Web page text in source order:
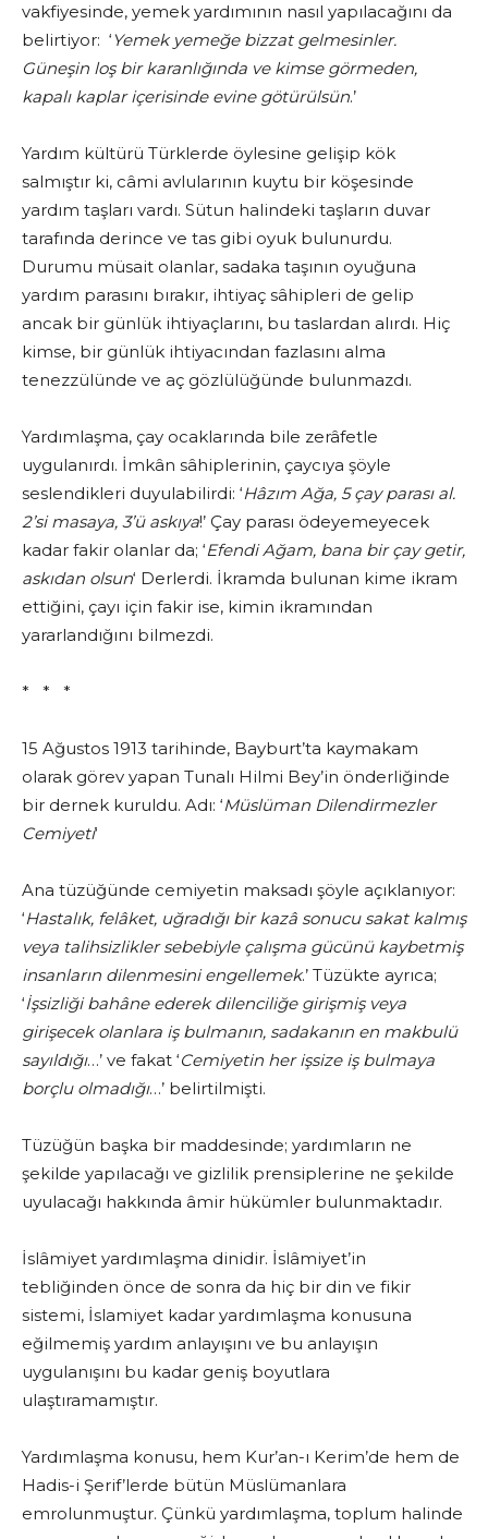
vakfiyesinde, yemek yardımının nasıl yapılacağını da
belirtiyor: ‘Yemek yemeğe bizzat gelmesinler.
Güneşin loş bir karanlığında ve kimse görmeden,
kapalı kaplar içerisinde evine götürülsün.’
Yardım kültürü Türklerde öylesine gelişip kök
salmıştır ki, câmi avlularının kuytu bir köşesinde
yardım taşları vardı. Sütun halindeki taşların duvar
tarafında derince ve tas gibi oyuk bulunurdu.
Durumu müsait olanlar, sadaka taşının oyuğuna
yardım parasını bırakır, ihtiyaç sâhipleri de gelip
ancak bir günlük ihtiyaçlarını, bu taslardan alırdı. Hiç
kimse, bir günlük ihtiyacından fazlasını alma
tenezzülünde ve aç gözlülüğünde bulunmazdı.
Yardımlaşma, çay ocaklarında bile zerâfetle
uygulanırdı. İmkân sâhiplerinin, çaycıya şöyle
seslendikleri duyulabilirdi: ‘Hâzım Ağa, 5 çay parası al.
2’si masaya, 3’ü askıya!’ Çay parası ödeyemeyecek
kadar fakir olanlar da; ‘Efendi Ağam, bana bir çay getir,
askıdan olsun‘ Derlerdi. İkramda bulunan kime ikram
ettiğini, çayı için fakir ise, kimin ikramından
yararlandığını bilmezdi.
* * *
15 Ağustos 1913 tarihinde, Bayburt’ta kaymakam
olarak görev yapan Tunalı Hilmi Bey’in önderliğinde
bir dernek kuruldu. Adı: ‘Müslüman Dilendirmezler
Cemiyeti‘
Ana tüzüğünde cemiyetin maksadı şöyle açıklanıyor:
‘Hastalık, felâket, uğradığı bir kazâ sonucu sakat kalmış
veya talihsizlikler sebebiyle çalışma gücünü kaybetmiş
insanların dilenmesini engellemek.’ Tüzükte ayrıca;
‘İşsizliği bahâne ederek dilenciliğe girişmiş veya
girişecek olanlara iş bulmanın, sadakanın en makbulü
sayıldığı…’ ve fakat ‘Cemiyetin her işsize iş bulmaya
borçlu olmadığı…’ belirtilmişti.
Tüzüğün başka bir maddesinde; yardımların ne
şekilde yapılacağı ve gizlilik prensiplerine ne şekilde
uyulacağı hakkında âmir hükümler bulunmaktadır.
İslâmiyet yardımlaşma dinidir. İslâmiyet’in
tebliğinden önce de sonra da hiç bir din ve fikir
sistemi, İslamiyet kadar yardımlaşma konusuna
eğilmemiş yardım anlayışını ve bu anlayışın
uygulanışını bu kadar geniş boyutlara
ulaştıramamıştır.
Yardımlaşma konusu, hem Kur’an-ı Kerim’de hem de
Hadis-i Şerif’lerde bütün Müslümanlara
emrolunmuştur. Çünkü yardımlaşma, toplum halinde